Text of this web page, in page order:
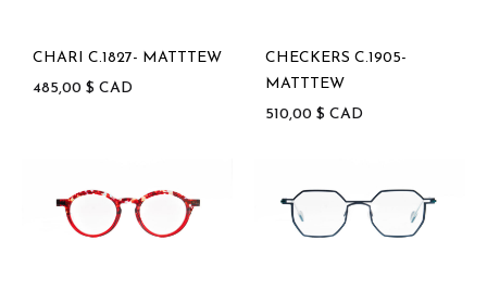
CHARI C.1827- MATTTEW
485,00 $ CAD
CHECKERS C.1905-
MATTTEW
510,00 $ CAD